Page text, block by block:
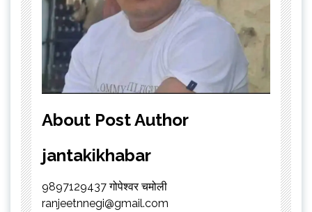
About Post Author
jantakikhabar
9897129437 गोपेश्वर चमोली
ranjeetnnegi@gmail.com